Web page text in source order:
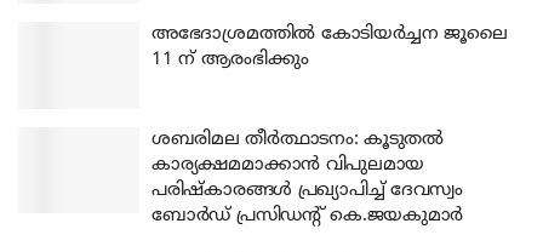
അഭേദാശ്രമത്തില്‍ കോടിയര്‍ച്ചന ജൂലൈ
11 ന് ആരംഭിക്കും
ശബരിമല തീര്‍ത്ഥാടനം: കൂടുതല്‍
കാര്യക്ഷമമാക്കാന്‍ വിപുലമായ
പരിഷ്‌കാരങ്ങള്‍ പ്രഖ്യാപിച്ച് ദേവസ്വം
ബോര്‍ഡ് പ്രസിഡന്റ് കെ.ജയകുമാര്‍